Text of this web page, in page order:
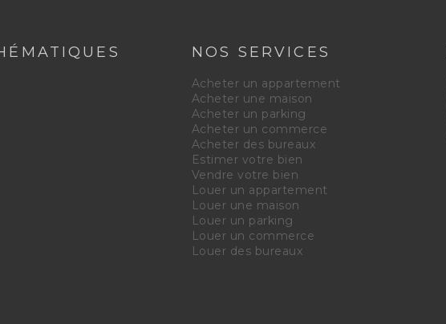
NOS SERVICES
Acheter un appartement
Acheter une maison
Acheter un parking
Acheter un commerce
Acheter des bureaux
Estimer votre bien
Vendre votre bien
Louer un appartement
Louer une maison
Louer un parking
Louer un commerce
Louer des bureaux